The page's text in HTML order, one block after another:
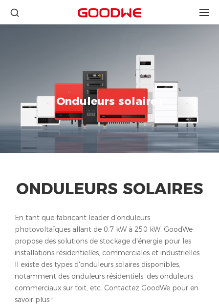
Onduleurs solaires
ONDULEURS SOLAIRES
En tant que fabricant leader d'onduleurs
photovoltaïques allant de 0,7 kW à 250 kW, GoodWe
propose des solutions de stockage d'énergie pour les
installations résidentielles, commerciales et industrielles.
Il existe des types d'onduleurs solaires disponibles,
notamment des onduleurs résidentiels, des onduleurs
commerciaux sur toit, etc. Contactez GoodWe pour en
savoir plus !